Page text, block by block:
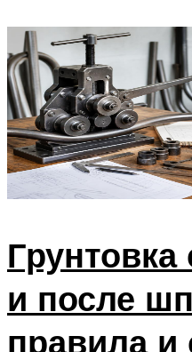
и после
правила и